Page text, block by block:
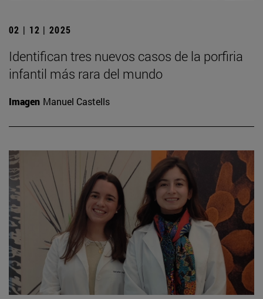
02 | 12 | 2025
Identifican tres nuevos casos de la porfiria
infantil más rara del mundo
Imagen Manuel Castells